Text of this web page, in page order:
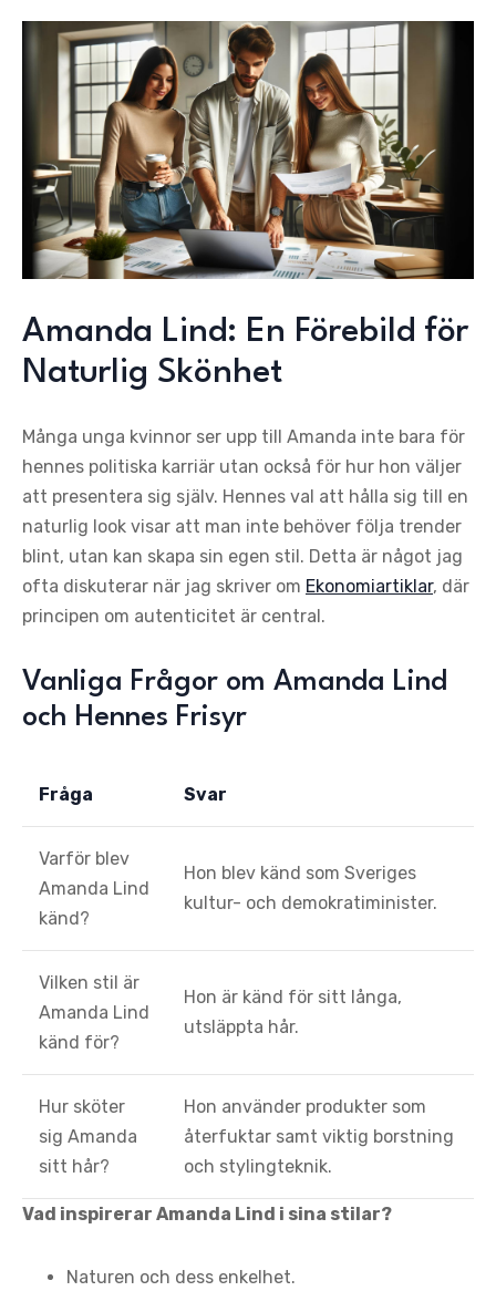
Amanda Lind: En Förebild för
Naturlig Skönhet
Många unga kvinnor ser upp till Amanda inte bara för
hennes politiska karriär utan också för hur hon väljer
att presentera sig själv. Hennes val att hålla sig till en
naturlig look visar att man inte behöver följa trender
blint, utan kan skapa sin egen stil. Detta är något jag
ofta diskuterar när jag skriver om Ekonomiartiklar, där
principen om autenticitet är central.
Vanliga Frågor om Amanda Lind
och Hennes Frisyr
Fråga Svar
Varför blev
Amanda Lind
känd?
Hon blev känd som Sveriges
kultur- och demokratiminister.
Vilken stil är
Amanda Lind
känd för?
Hon är känd för sitt långa,
utsläppta hår.
Hur sköter
sig Amanda
sitt hår?
Hon använder produkter som
återfuktar samt viktig borstning
och stylingteknik.
Vad inspirerar Amanda Lind i sina stilar?
Naturen och dess enkelhet.